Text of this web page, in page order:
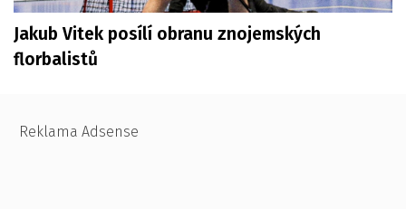
Jakub Vitek posílí obranu znojemských
florbalistů
Reklama Adsense